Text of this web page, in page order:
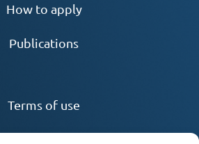
How to apply
Publications
Terms of use